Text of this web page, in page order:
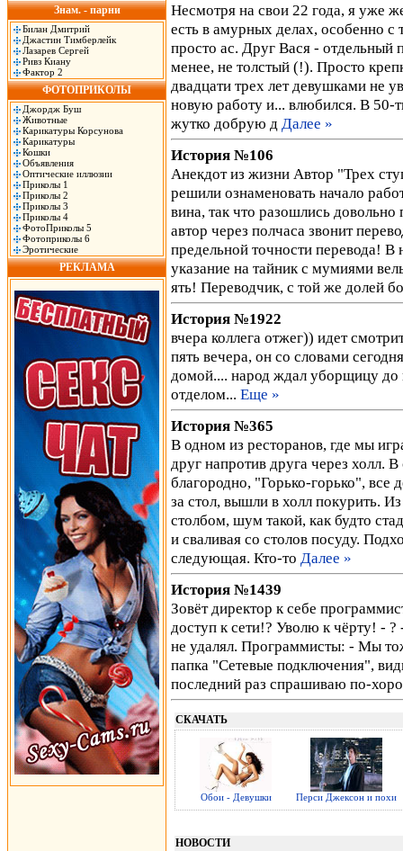
Знам. - парни
Билан Дмитрий
Джастин Тимберлейк
Лазарев Сергей
Ривз Киану
Фактор 2
ФОТОПРИКОЛЫ
Джордж Буш
Животные
Карикатуры Корсунова
Карикатуры
Кошки
Объявления
Оптические иллюзии
Приколы 1
Приколы 2
Приколы 3
Приколы 4
ФотоПриколы 5
Фотоприколы 6
Эротические
РЕКЛАМА
Несмотря на свои 22 года, я уже
есть в амурных делах, особенно с
просто ас. Друг Вася - отдельный
менее, не толстый (!). Просто
двадцати трех лет девушками не
новую работу и... влюбился. В 50-
жутко добрую д Далее »
История №106
Анекдот из жизни Автор "Трех
решили ознаменовать начало
вина, так что разошлись
автор через полчаса звонит
предельной точности перевода! В
указание на тайник с мумиями
ять! Переводчик, с той же долей
История №1922
вчера коллега отжег)) идет
пять вечера, он со словами
домой.... народ ждал уборщицу до
отделом... Еще »
История №365
В одном из ресторанов, где мы
друг напротив друга через холл.
благородно, "Горько-горько", все
за стол, вышли в холл покурить.
столбом, шум такой, как будто
и сваливая со столов посуду.
следующая. Кто-то Далее »
История №1439
Зовёт директор к себе
доступ к сети!? Уволю к чёрту! -
не удалял. Программисты: - Мы
папка "Сетевые подключения",
последний раз спрашиваю по-
СКАЧАТЬ
Обои - Девушки Перси Джексон и похи
НОВОСТИ